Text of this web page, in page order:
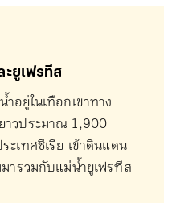
ะยูเฟรทีส
ำอยู่ในเทือกเขาทาง
าวประมาณ 1,900
ะเทศซีเรีย เข้าดินแดน
มารวมกับแม่น้ำยูเฟรทีส